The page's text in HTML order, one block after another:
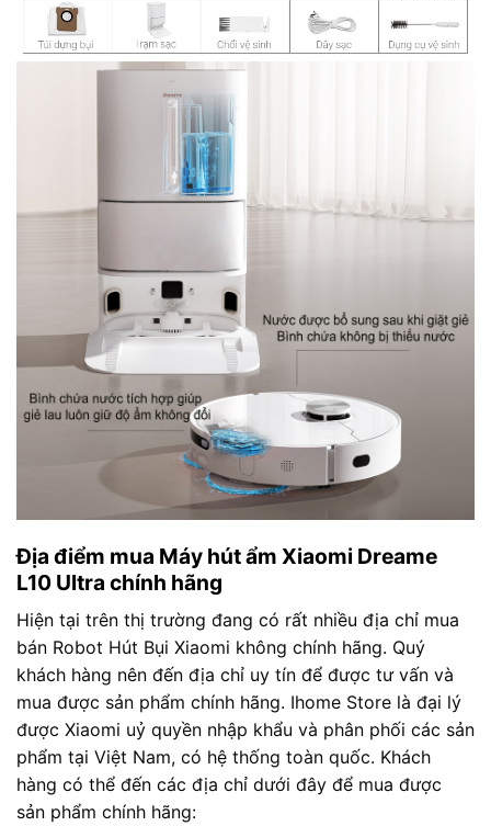
Địa điểm mua Máy hút ẩm Xiaomi Dreame
L10 Ultra chính hãng
Hiện tại trên thị trường đang có rất nhiều địa chỉ mua
bán Robot Hút Bụi Xiaomi không chính hãng. Quý
khách hàng nên đến địa chỉ uy tín để được tư vấn và
mua được sản phẩm chính hãng. Ihome Store là đại lý
được Xiaomi uỷ quyền nhập khẩu và phân phối các sản
phẩm tại Việt Nam, có hệ thống toàn quốc. Khách
hàng có thể đến các địa chỉ dưới đây để mua được
sản phẩm chính hãng: